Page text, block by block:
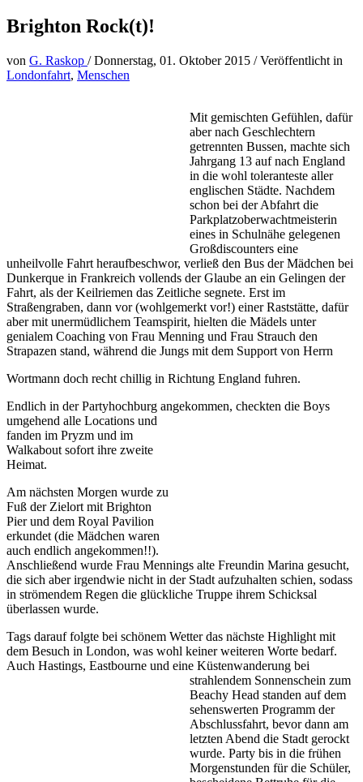
Brighton Rock(t)!
von G. Raskop /Donnerstag, 01. Oktober 2015 /Veröffentlicht in
Londonfahrt, Menschen
Mit gemischten Gefühlen, dafür
aber nach Geschlechtern
getrennten Bussen, machte sich
Jahrgang 13 auf nach England
in die wohl toleranteste aller
englischen Städte. Nachdem
schon bei der Abfahrt die
Parkplatzoberwachtmeisterin
eines in Schulnähe gelegenen
Großdiscounters eine
unheilvolle Fahrt heraufbeschwor, verließ den Bus der Mädchen bei
Dunkerque in Frankreich vollends der Glaube an ein Gelingen der
Fahrt, als der Keilriemen das Zeitliche segnete. Erst im
Straßengraben, dann vor (wohlgemerkt vor!) einer Raststätte, dafür
aber mit unermüdlichem Teamspirit, hielten die Mädels unter
genialem Coaching von Frau Menning und Frau Strauch den
Strapazen stand, während die Jungs mit dem Support von Herrn
Wortmann doch recht chillig in Richtung England fuhren.
Endlich in der Partyhochburg angekommen, checkten die Boys
umgehend alle Locations und
fanden im Pryzm und im
Walkabout sofort ihre zweite
Heimat.
Am nächsten Morgen wurde zu
Fuß der Zielort mit Brighton
Pier und dem Royal Pavilion
erkundet (die Mädchen waren
auch endlich angekommen!!).
Anschließend wurde Frau Mennings alte Freundin Marina gesucht,
die sich aber irgendwie nicht in der Stadt aufzuhalten schien, sodass
in strömendem Regen die glückliche Truppe ihrem Schicksal
überlassen wurde.
Tags darauf folgte bei schönem Wetter das nächste Highlight mit
dem Besuch in London, was wohl keiner weiteren Worte bedarf.
Auch Hastings, Eastbourne und eine Küstenwanderung bei
strahlendem Sonnenschein zum
Beachy Head standen auf dem
sehenswerten Programm der
Abschlussfahrt, bevor dann am
letzten Abend die Stadt gerockt
wurde. Party bis in die frühen
Morgenstunden für die Schüler,